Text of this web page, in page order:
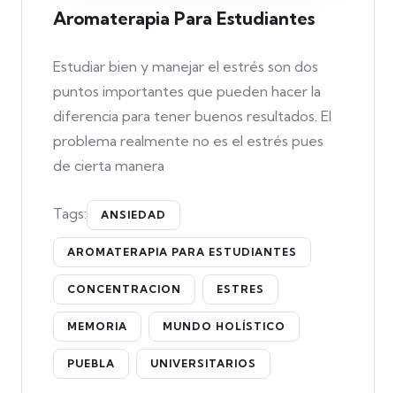
Aromaterapia Para Estudiantes
Estudiar bien y manejar el estrés son dos
puntos importantes que pueden hacer la
diferencia para tener buenos resultados. El
problema realmente no es el estrés pues
de cierta manera
Tags: ANSIEDAD
AROMATERAPIA PARA ESTUDIANTES
CONCENTRACION ESTRES
MEMORIA MUNDO HOLÍSTICO
PUEBLA UNIVERSITARIOS